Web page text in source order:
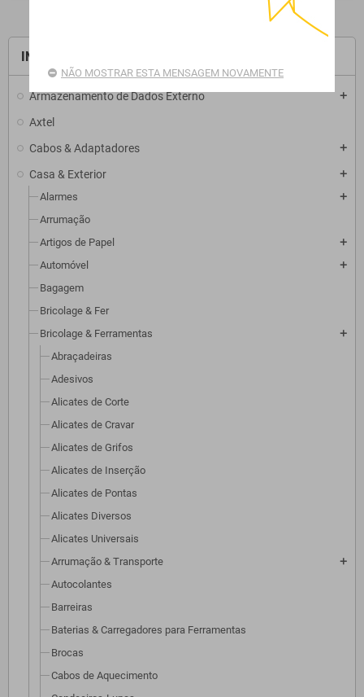
INÍCIO
Armazenamento de Dados Externo add
Axtel
Cabos & Adaptadores
add
Casa & Exterior add
Alarmes add
Arrumação
Artigos de Papel
add
Automóvel add
Bagagem
Bricolage & Fer
Bricolage & Ferramentas
add
Abraçadeiras
Adesivos
Alicates de Corte
Alicates de Cravar
Alicates de Grifos
Alicates de Inserção
Alicates de Pontas
Alicates Diversos
Alicates Universais
Arrumação & Transporte
add
Autocolantes
Barreiras
Baterias & Carregadores para Ferramentas
Brocas
Cabos de Aquecimento
NÃO MOSTRAR ESTA MENSAGEM NOVAMENTE